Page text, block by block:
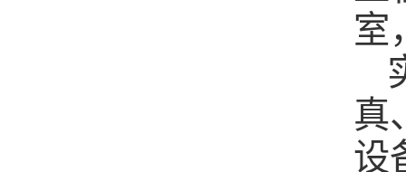
室
真
设